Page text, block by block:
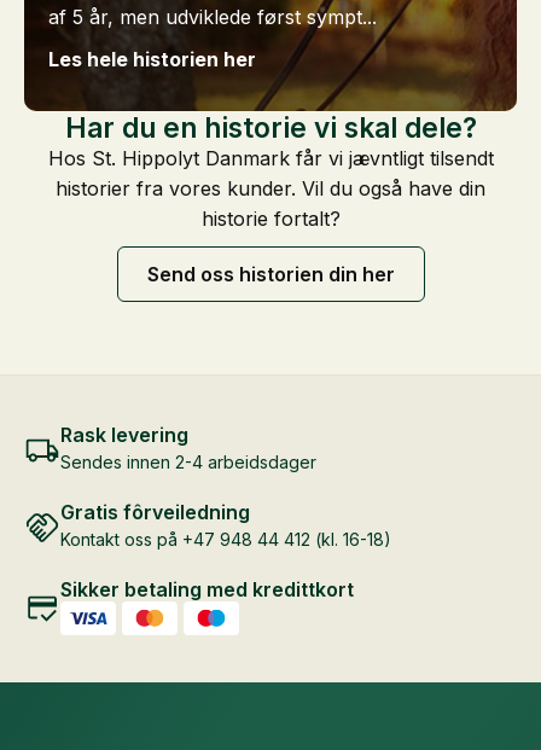
af 5 år, men udviklede først sympt...
Les hele historien her
Har du en historie vi skal dele?
Hos St. Hippolyt Danmark får vi jævntligt tilsendt
historier fra vores kunder. Vil du også have din
historie fortalt?
Send oss historien din her
Rask levering
Sendes innen 2-4 arbeidsdager
Gratis fôrveiledning
Kontakt oss på +47 948 44 412 (kl. 16-18)
Sikker betaling med kredittkort